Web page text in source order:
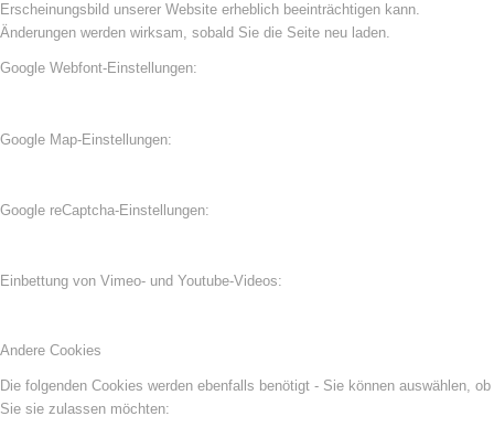
Erscheinungsbild unserer Website erheblich beeinträchtigen kann.
Änderungen werden wirksam, sobald Sie die Seite neu laden.
Google Webfont-Einstellungen:
Google Map-Einstellungen:
Google reCaptcha-Einstellungen:
Einbettung von Vimeo- und Youtube-Videos:
Andere Cookies
Die folgenden Cookies werden ebenfalls benötigt - Sie können auswählen, ob
Sie sie zulassen möchten: